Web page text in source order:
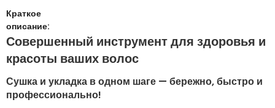
Краткое
описание:
Совершенный инструмент для здоровья и
красоты ваших волос
Сушка и укладка в одном шаге — бережно, быстро и
профессионально!